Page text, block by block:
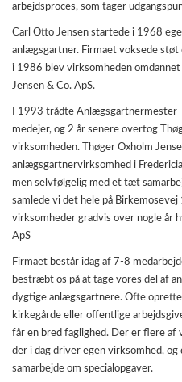
arbejdsproces, som tager
Carl Otto Jensen startede i 1968
anlægsgartner. Firmaet voksede
i 1986 blev virksomheden
Jensen & Co. ApS.
I 1993 trådte Anlægsgartnermester
medejer, og 2 år senere overtog
virksomheden. Thøger Oxholm
anlægsgartnervirksomhed i
men selvfølgelig med et tæt
samlede vi det hele på
virksomheder gradvis over nogle år
ApS
Firmaet består idag af 7-8
bestræbt os på at tage vores del af
dygtige anlægsgartnere. Ofte
kirkegårde eller offentlige
får en bred faglighed. Der er flere
der i dag driver egen virksomhed,
samarbejde om specialopgaver.